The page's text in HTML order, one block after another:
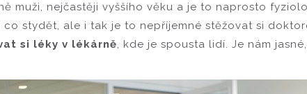
muži, nejčastěji vyššího věku a je to naprosto
co stydět, ale i tak je to nepříjemné stěžovat si
si léky v lékárně, kde je spousta lidí. Je nám